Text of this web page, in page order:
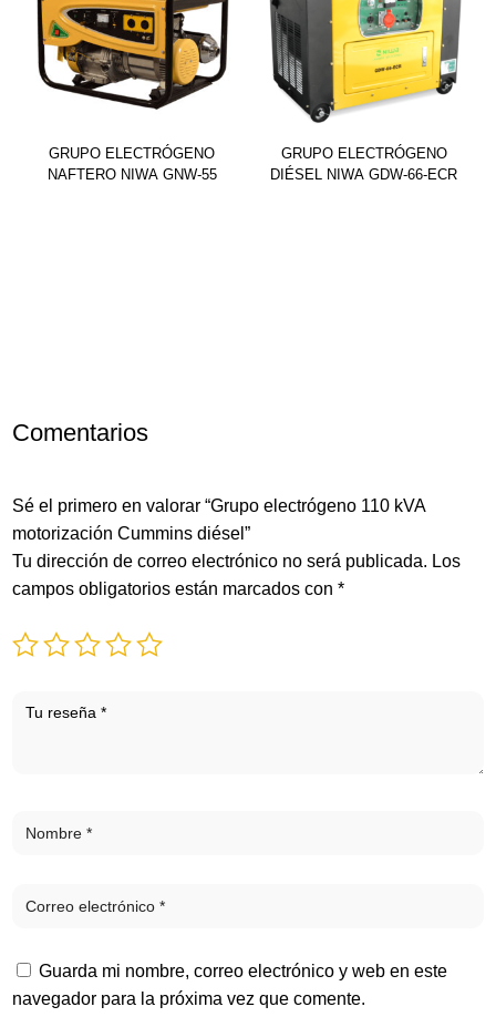
GRUPO ELECTRÓGENO
NAFTERO NIWA GNW-55
GRUPO ELECTRÓGENO
DIÉSEL NIWA GDW-66-ECR
Comentarios
Sé el primero en valorar “Grupo electrógeno 110 kVA
motorización Cummins diésel”
Tu dirección de correo electrónico no será publicada. Los
campos obligatorios están marcados con*
Guarda mi nombre, correo electrónico y web en este
navegador para la próxima vez que comente.